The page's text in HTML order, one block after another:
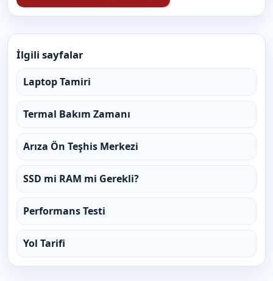
İlgili sayfalar
Laptop Tamiri
Termal Bakım Zamanı
Arıza Ön Teşhis Merkezi
SSD mi RAM mi Gerekli?
Performans Testi
Yol Tarifi